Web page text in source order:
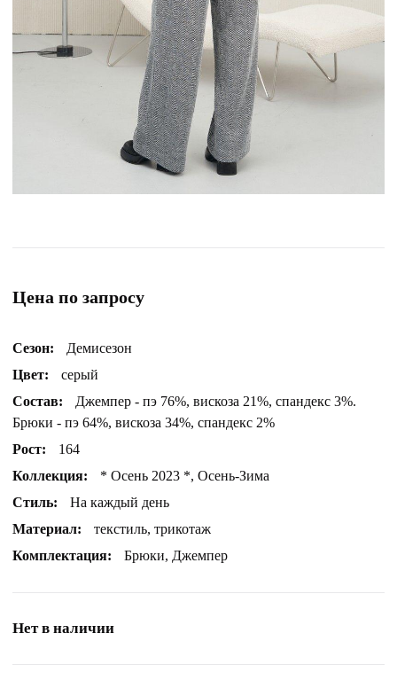
Цена по запросу
Сезон:
Демисезон
Цвет:
серый
Состав:
Джемпер - пэ 76%, вискоза 21%, спандекс 3%.
Брюки - пэ 64%, вискоза 34%, спандекс 2%
Рост:
164
Коллекция:
* Осень 2023 *, Осень-Зима
Стиль:
На каждый день
Материал:
текстиль, трикотаж
Комплектация:
Брюки, Джемпер
Нет в наличии